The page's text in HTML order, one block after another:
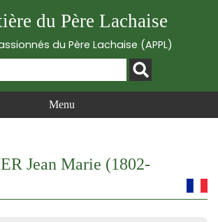
du Père Lachaise
du Père Lachaise (APPL)
Menu
Jean Marie (1802-